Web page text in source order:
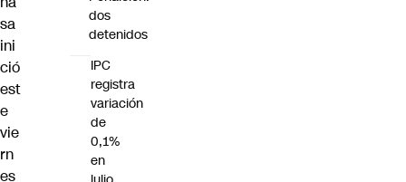
sa
ini
ció
est
e
vie
rn
es
dos
detenidos
IPC
registra
variación
de
0,1%
en